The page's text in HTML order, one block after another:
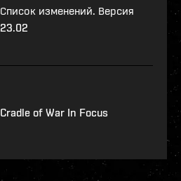
Список изменений. Версия
23.02
Cradle of War In Focus